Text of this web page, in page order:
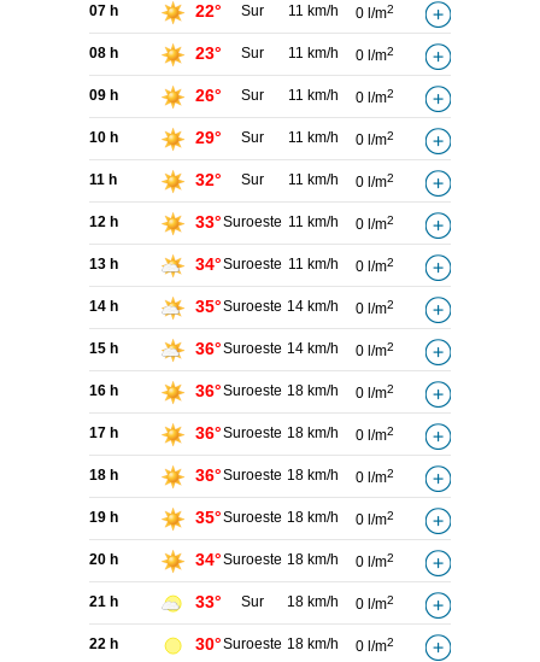
07 h 22° Sur 11 km/h 0 l/m2
08 h 23° Sur 11 km/h 0 l/m2
09 h 26° Sur 11 km/h 0 l/m2
10 h 29° Sur 11 km/h 0 l/m2
11 h 32° Sur 11 km/h 0 l/m2
12 h 33°Suroeste 11 km/h 0 l/m2
13 h 34°Suroeste 11 km/h 0 l/m2
14 h 35°Suroeste 14 km/h 0 l/m2
15 h 36°Suroeste 14 km/h 0 l/m2
16 h 36°Suroeste 18 km/h 0 l/m2
17 h 36°Suroeste 18 km/h 0 l/m2
18 h 36°Suroeste 18 km/h 0 l/m2
19 h 35°Suroeste 18 km/h 0 l/m2
20 h 34°Suroeste 18 km/h 0 l/m2
21 h 33° Sur 18 km/h 0 l/m2
22 h 30°Suroeste 18 km/h 0 l/m2